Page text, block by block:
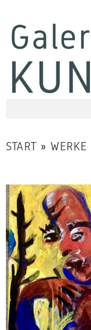
START » WERKE